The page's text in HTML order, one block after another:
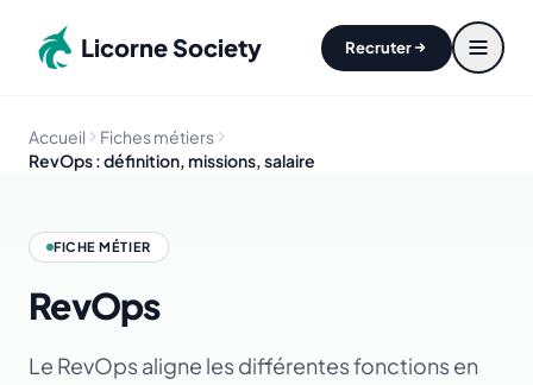
Licorne Society Recruter
Accueil
Fiches métiers
RevOps : définition, missions, salaire
FICHE MÉTIER
RevOps
Le RevOps aligne les différentes fonctions en